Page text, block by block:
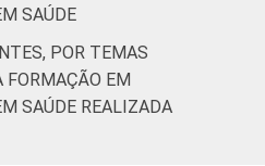
Interior
e Coordenação
Pesquisa sobre o uso
SAÚDE
POR TEMAS
FORMAÇÃO EM
SAÚDE REALIZADA